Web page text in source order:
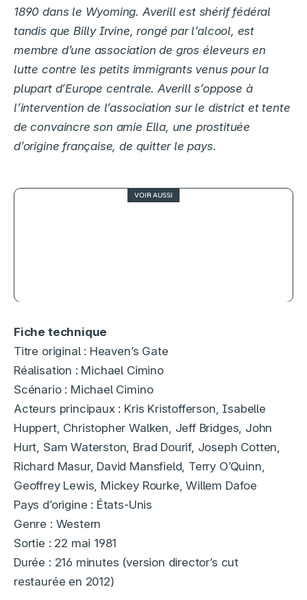
1890 dans le Wyoming. Averill est shérif fédéral
tandis que Billy Irvine, rongé par l’alcool, est
membre d’une association de gros éleveurs en
lutte contre les petits immigrants venus pour la
plupart d’Europe centrale. Averill s’oppose à
l’intervention de l’association sur le district et tente
de convaincre son amie Ella, une prostituée
d’origine française, de quitter le pays.
VOIR AUSSI
Fiche technique
Titre original : Heaven’s Gate
Réalisation : Michael Cimino
Scénario : Michael Cimino
Acteurs principaux : Kris Kristofferson, Isabelle
Huppert, Christopher Walken, Jeff Bridges, John
Hurt, Sam Waterston, Brad Dourif, Joseph Cotten,
Richard Masur, David Mansfield, Terry O’Quinn,
Geoffrey Lewis, Mickey Rourke, Willem Dafoe
Pays d’origine : États-Unis
Genre : Western
Sortie : 22 mai 1981
Durée : 216 minutes (version director’s cut
restaurée en 2012)